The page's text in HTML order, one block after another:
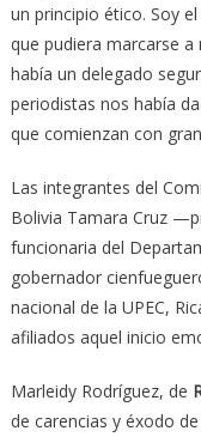
un principio ético. Soy
que pudiera marcarse
había un delegado
periodistas nos había
que comienzan con
Las integrantes del
Bolivia Tamara Cruz
funcionaria del
gobernador
nacional de la UPEC,
afiliados aquel inicio
Marleidy Rodríguez, de
de carencias y éxodo